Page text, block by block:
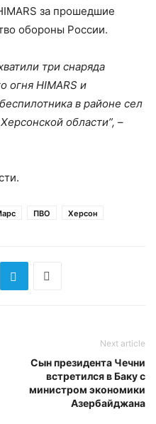
за прошедшие
обороны России.
три снаряда
огня HIMARS и
в районе сел
области”, –
ПВО Херсон
Next article
Сын президента Чечни
встретился в Баку с
министром экономики
Азербайджана